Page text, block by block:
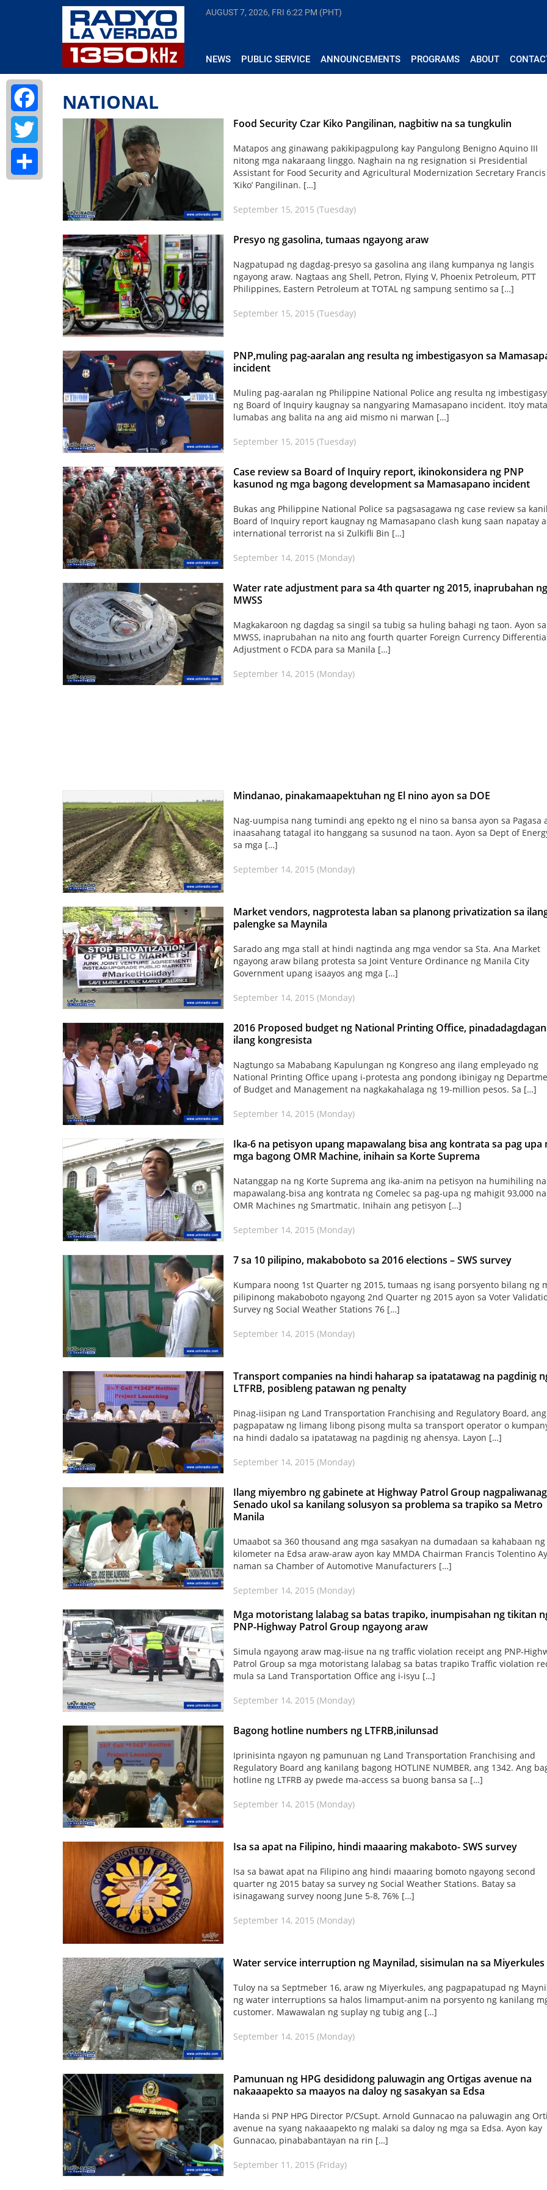
AUGUST 7, 2026, FRI 6:22 PM (PHT)
NEWS PUBLIC SERVICE ANNOUNCEMENTS PROGRAMS ABOUT
NATIONAL
Food Security Czar Kiko Pangilinan, nagbitiw na sa tungkulin
Matapos ang ginawang pakikipagpulong kay Pangulong Benigno Aquino III
nitong mga nakaraang linggo. Naghain na ng resignation si Presidential
Assistant for Food Security and Agricultural Modernization Secretary Francis
‘Kiko’ Pangilinan. […]
September 15, 2015 (Tuesday)
Presyo ng gasolina, tumaas ngayong araw
Nagpatupad ng dagdag-presyo sa gasolina ang ilang kumpanya ng langis
ngayong araw. Nagtaas ang Shell, Petron, Flying V, Phoenix Petroleum, PTT
Philippines, Eastern Petroleum at TOTAL ng sampung sentimo sa […]
September 15, 2015 (Tuesday)
PNP,muling pag-aaralan ang resulta ng imbestigasyon sa
incident
Muling pag-aaralan ng Philippine National Police ang resulta ng
ng Board of Inquiry kaugnay sa nangyaring Mamasapano incident. Ito’y
lumabas ang balita na ang aid mismo ni marwan […]
September 15, 2015 (Tuesday)
Case review sa Board of Inquiry report, ikinokonsidera ng PNP
kasunod ng mga bagong development sa Mamasapano incident
Bukas ang Philippine National Police sa pagsasagawa ng case review sa
Board of Inquiry report kaugnay ng Mamasapano clash kung saan napatay
international terrorist na si Zulkifli Bin […]
September 14, 2015 (Monday)
Water rate adjustment para sa 4th quarter ng 2015, inaprubahan ng
MWSS
Magkakaroon ng dagdag sa singil sa tubig sa huling bahagi ng taon. Ayon sa
MWSS, inaprubahan na nito ang fourth quarter Foreign Currency
Adjustment o FCDA para sa Manila […]
September 14, 2015 (Monday)
Mindanao, pinakamaapektuhan ng El nino ayon sa DOE
Nag-uumpisa nang tumindi ang epekto ng el nino sa bansa ayon sa Pagasa
inaasahang tatagal ito hanggang sa susunod na taon. Ayon sa Dept of
sa mga […]
September 14, 2015 (Monday)
Market vendors, nagprotesta laban sa planong privatization sa
palengke sa Maynila
Sarado ang mga stall at hindi nagtinda ang mga vendor sa Sta. Ana Market
ngayong araw bilang protesta sa Joint Venture Ordinance ng Manila City
Government upang isaayos ang mga […]
September 14, 2015 (Monday)
2016 Proposed budget ng National Printing Office,
ilang kongresista
Nagtungo sa Mababang Kapulungan ng Kongreso ang ilang empleyado ng
National Printing Office upang i-protesta ang pondong ibinigay ng
of Budget and Management na nagkakahalaga ng 19-million pesos. Sa […]
September 14, 2015 (Monday)
Ika-6 na petisyon upang mapawalang bisa ang kontrata sa pag upa
mga bagong OMR Machine, inihain sa Korte Suprema
Natanggap na ng Korte Suprema ang ika-anim na petisyon na humihiling na
mapawalang-bisa ang kontrata ng Comelec sa pag-upa ng mahigit 93,000 na
OMR Machines ng Smartmatic. Inihain ang petisyon […]
September 14, 2015 (Monday)
7 sa 10 pilipino, makaboboto sa 2016 elections – SWS survey
Kumpara noong 1st Quarter ng 2015, tumaas ng isang porsyento bilang ng
pilipinong makaboboto ngayong 2nd Quarter ng 2015 ayon sa Voter
Survey ng Social Weather Stations 76 […]
September 14, 2015 (Monday)
Transport companies na hindi haharap sa ipatatawag na pagdinig
LTFRB, posibleng patawan ng penalty
Pinag-iisipan ng Land Transportation Franchising and Regulatory Board, ang
pagpapataw ng limang libong pisong multa sa transport operator o
na hindi dadalo sa ipatatawag na pagdinig ng ahensya. Layon […]
September 14, 2015 (Monday)
Ilang miyembro ng gabinete at Highway Patrol Group
Senado ukol sa kanilang solusyon sa problema sa trapiko sa Metro
Manila
Umaabot sa 360 thousand ang mga sasakyan na dumadaan sa kahabaan ng
kilometer na Edsa araw-araw ayon kay MMDA Chairman Francis Tolentino
naman sa Chamber of Automotive Manufacturers […]
September 14, 2015 (Monday)
Mga motoristang lalabag sa batas trapiko, inumpisahan ng tikitan
PNP-Highway Patrol Group ngayong araw
Simula ngayong araw mag-iisue na ng traffic violation receipt ang PNP-
Patrol Group sa mga motoristang lalabag sa batas trapiko Traffic violation
mula sa Land Transportation Office ang i-isyu […]
September 14, 2015 (Monday)
Bagong hotline numbers ng LTFRB,inilunsad
Iprinisinta ngayon ng pamunuan ng Land Transportation Franchising and
Regulatory Board ang kanilang bagong HOTLINE NUMBER, ang 1342. Ang
hotline ng LTFRB ay pwede ma-access sa buong bansa sa […]
September 14, 2015 (Monday)
Isa sa apat na Filipino, hindi maaaring makaboto- SWS survey
Isa sa bawat apat na Filipino ang hindi maaaring bomoto ngayong second
quarter ng 2015 batay sa survey ng Social Weather Stations. Batay sa
isinagawang survey noong June 5-8, 76% […]
September 14, 2015 (Monday)
Water service interruption ng Maynilad, sisimulan na sa Miyerkules
Tuloy na sa Septmeber 16, araw ng Miyerkules, ang pagpapatupad ng
ng water interruptions sa halos limamput-anim na porsyento ng kanilang
customer. Mawawalan ng suplay ng tubig ang […]
September 14, 2015 (Monday)
Pamunuan ng HPG desididong paluwagin ang Ortigas avenue na
nakaaapekto sa maayos na daloy ng sasakyan sa Edsa
Handa si PNP HPG Director P/CSupt. Arnold Gunnacao na paluwagin ang
avenue na syang nakaaapekto ng malaki sa daloy ng mga sa Edsa. Ayon kay
Gunnacao, pinababantayan na rin […]
September 11, 2015 (Friday)
Facebook
Twitter